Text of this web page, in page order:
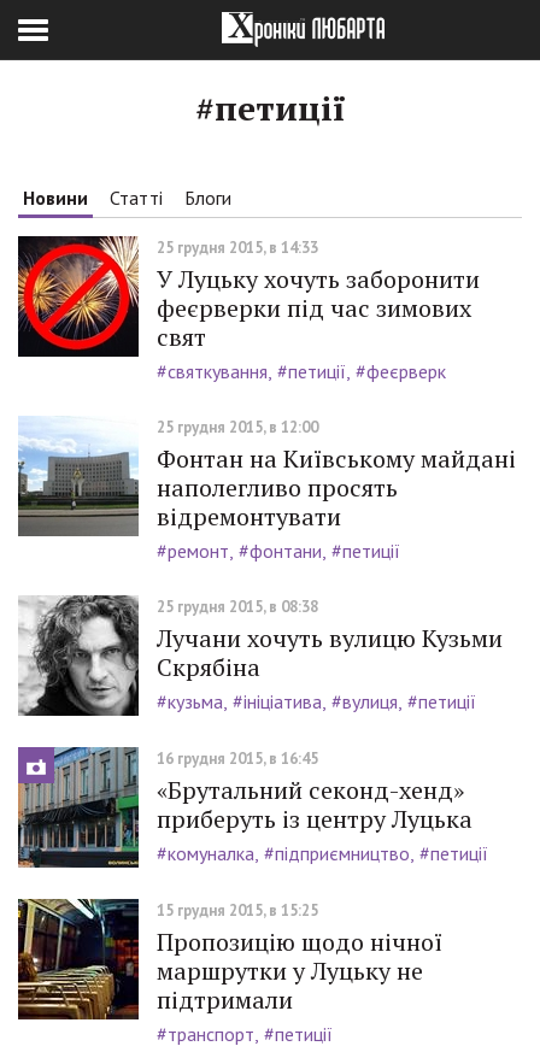
#петиції
Новини Статті Блоги
25 грудня 2015, в 14:33
У Луцьку хочуть заборонити
феєрверки під час зимових
свят
#святкування #петиції #феєрверк
25 грудня 2015, в 12:00
Фонтан на Київському майдані
наполегливо просять
відремонтувати
#ремонт #фонтани #петиції
25 грудня 2015, в 08:38
Лучани хочуть вулицю Кузьми
Скрябіна
#кузьма #ініціатива #вулиця #петиції
16 грудня 2015, в 16:45
«Брутальний секонд-хенд»
приберуть із центру Луцька
#комуналка #підприємництво #петиції
15 грудня 2015, в 15:25
Пропозицію щодо нічної
маршрутки у Луцьку не
підтримали
#транспорт #петиції